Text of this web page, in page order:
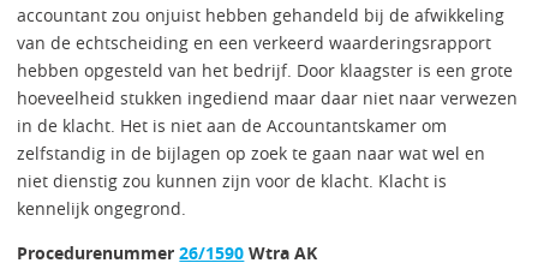
accountant zou onjuist hebben gehandeld bij de afwikkeling
van de echtscheiding en een verkeerd waarderingsrapport
hebben opgesteld van het bedrijf. Door klaagster is een grote
hoeveelheid stukken ingediend maar daar niet naar verwezen
in de klacht. Het is niet aan de Accountantskamer om
zelfstandig in de bijlagen op zoek te gaan naar wat wel en
niet dienstig zou kunnen zijn voor de klacht. Klacht is
kennelijk ongegrond.
Procedurenummer26/1590 Wtra AK